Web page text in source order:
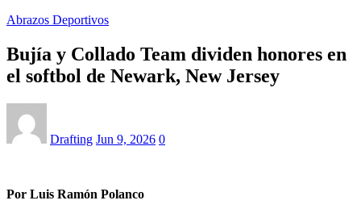
Abrazos Deportivos
Bujía y Collado Team dividen honores en
el softbol de Newark, New Jersey
Drafting Jun 9, 2026 0
Por Luis Ramón Polanco